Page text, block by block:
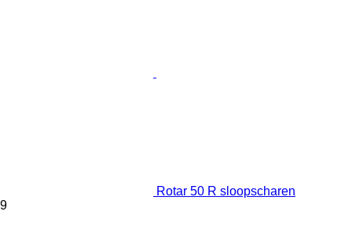
Rotar 50 R sloopscharen
9